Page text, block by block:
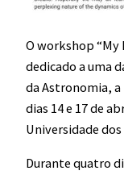
O workshop
dedicado a uma
da Astronomia, a
dias 14 e 17 de
Universidade
Durante quatro